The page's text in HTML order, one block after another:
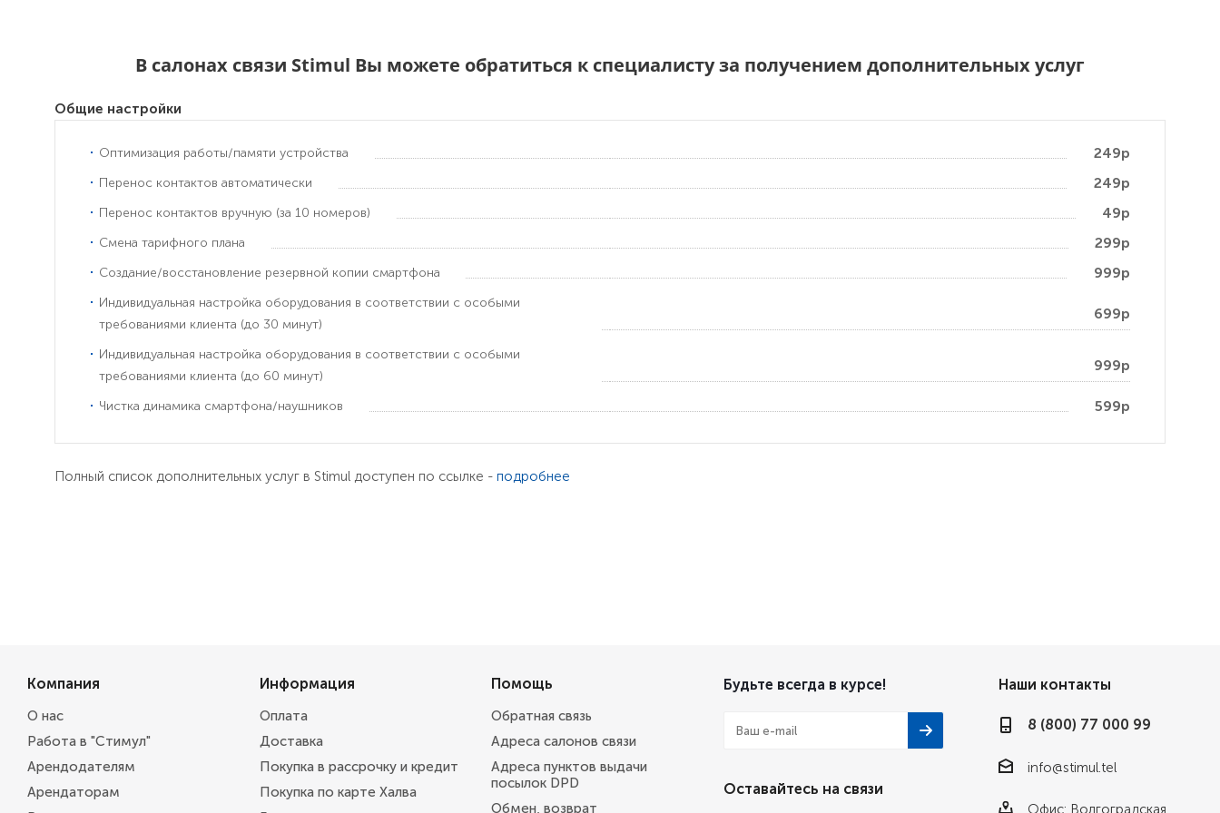
В салонах связи Stimul Вы можете обратиться к специалисту за получением дополнительных услуг
Общие настройки
Оптимизация работы/памяти устройства 249р
Перенос контактов автоматически 249р
Перенос контактов вручную (за 10 номеров) 49р
Смена тарифного плана 299р
Создание/восстановление резервной копии смартфона 999р
Индивидуальная настройка оборудования в соответствии с особыми
требованиями клиента (до 30 минут)
699р
Индивидуальная настройка оборудования в соответствии с особыми
требованиями клиента (до 60 минут)
999р
Чистка динамика смартфона/наушников 599р
Полный список дополнительных услуг в Stimul доступен по ссылке - подробнее
Компания
О нас
Работа в "Стимул"
Арендодателям
Арендаторам
Информация
Оплата
Доставка
Покупка в рассрочку и кредит
Покупка по карте Халва
Помощь
Обратная связь
Адреса салонов связи
Адреса пунктов выдачи
посылок DPD
Обмен, возврат
Будьте всегда в курсе!
Оставайтесь на связи
Наши контакты
8 (800) 77 000 99
info@stimul.tel
Офис: Волгоградская